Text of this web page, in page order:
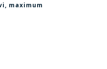
, maximum